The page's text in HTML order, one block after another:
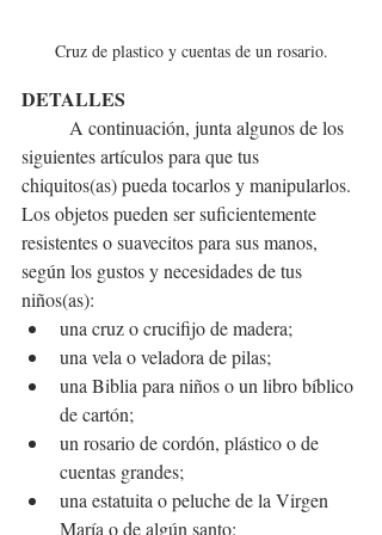
Cruz de plastico y cuentas de un rosario.
DETALLES
A continuación, junta algunos de los
siguientes artículos para que tus
chiquitos(as) pueda tocarlos y manipularlos.
Los objetos pueden ser suficientemente
resistentes o suavecitos para sus manos,
según los gustos y necesidades de tus
niños(as):
una cruz o crucifijo de madera;
una vela o veladora de pilas;
una Biblia para niños o un libro bíblico
de cartón;
un rosario de cordón, plástico o de
cuentas grandes;
una estatuita o peluche de la Virgen
María o de algún santo: